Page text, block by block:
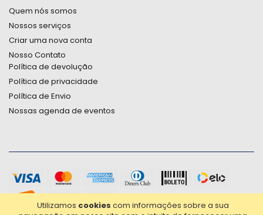
Utilizamos cookies com informações sobre a sua
Quem nós somos
Nossos serviços
Criar uma nova conta
Nosso Contato
Política de devolução
Política de privacidade
Política de Envio
Nossas agenda de eventos